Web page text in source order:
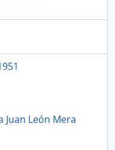
Juan León Mera